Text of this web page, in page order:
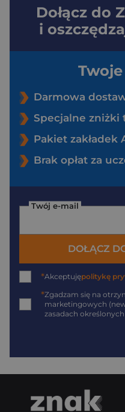
Dołącz do
i
Darmowa
Specjalne
Pakiet zakładek
Brak opłat za
Twój e-mail
DOŁĄCZ
*Akceptujępolitykę
*Zgadzam się na
marketingowych
zasadach